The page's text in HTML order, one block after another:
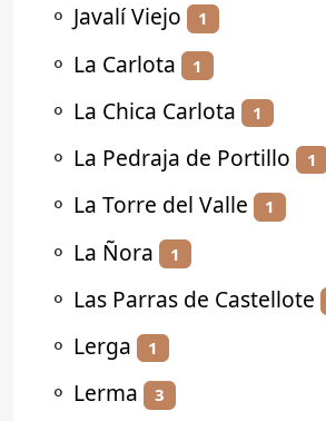
⚬ Javalí Viejo 1
⚬ La Carlota 1
⚬ La Chica Carlota 1
⚬ La Pedraja de Portillo 1
⚬ La Torre del Valle 1
⚬ La Ñora 1
⚬ Las Parras de Castellote
⚬ Lerga 1
⚬ Lerma 3